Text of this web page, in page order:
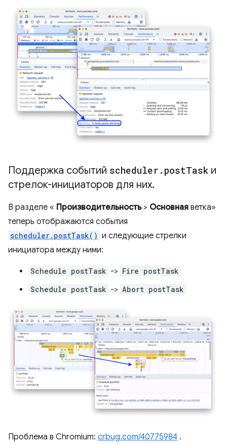
Поддержка событий scheduler . postTask и
стрелок-инициаторов для них.
В разделе « Производительность> Основная ветка»
теперь отображаются события
scheduler.postTask() и следующие стрелки
инициатора между ними:
Schedule postTask -> Fire postTask
Schedule postTask -> Abort postTask
Проблема в Chromium: crbug.com/40775984 .